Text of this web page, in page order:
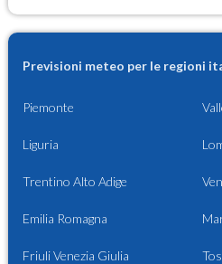
Previsioni meteo per le regioni
Piemonte
Liguria
Trentino Alto Adige
Emilia Romagna
Friuli Venezia Giulia